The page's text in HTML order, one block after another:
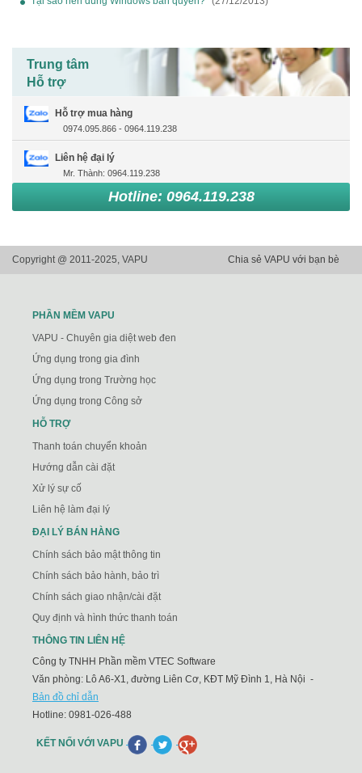
Trung tâm
Hỗ trợ
Hỗ trợ mua hàng
0974.095.866 - 0964.119.238
Liên hệ đại lý
Mr. Thành: 0964.119.238
Hotline: 0964.119.238
Copyright @ 2011-2025, VAPU Chia sẻ VAPU với bạn bè
PHẦN MỀM VAPU
VAPU - Chuyên gia diệt web đen
Ứng dụng trong gia đình
Ứng dụng trong Trường học
Ứng dụng trong Công sở
HỖ TRỢ
Thanh toán chuyển khoản
Hướng dẫn cài đặt
Xử lý sự cố
Liên hệ làm đại lý
ĐẠI LÝ BÁN HÀNG
Chính sách bảo mật thông tin
Chính sách bảo hành, bảo trì
Chính sách giao nhận/cài đặt
Quy định và hình thức thanh toán
THÔNG TIN LIÊN HỆ
Công ty TNHH Phần mềm VTEC Software
Văn phòng: Lô A6-X1, đường Liên Cơ, KĐT Mỹ Đình 1, Hà Nội -
Bản đồ chỉ dẫn
Hotline: 0981-026-488
KẾT NỐI VỚI VAPU